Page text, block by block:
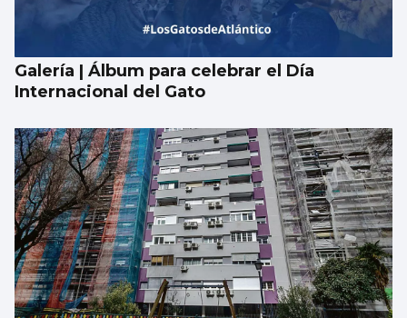
Galería | Álbum para celebrar el Día
Internacional del Gato